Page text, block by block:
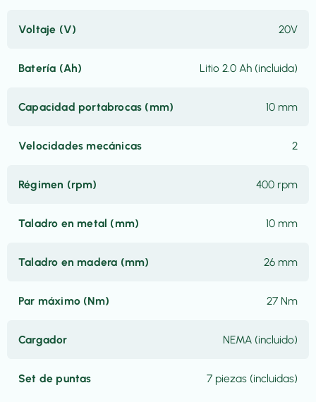
Voltaje (V) 20V
Batería (Ah) Litio 2.0 Ah (incluida)
Capacidad portabrocas (mm) 10 mm
Velocidades mecánicas 2
Régimen (rpm) 400 rpm
Taladro en metal (mm) 10 mm
Taladro en madera (mm) 26 mm
Par máximo (Nm) 27 Nm
Cargador NEMA (incluido)
Set de puntas 7 piezas (incluidas)